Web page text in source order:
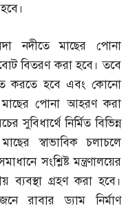
নদীতে মাছের পোনা
বিতরণ করা হবে। তবে
করতে হবে এবং কোনো
পোনা আহরণ করা
সুবিধার্থে নির্মিত বিভিন্ন
স্বাভাবিক চলাচলে
সংশ্লিষ্ট মন্ত্রণালয়ের
গ্রহণ করা হবে।
রাবার ড্যাম নির্মাণ